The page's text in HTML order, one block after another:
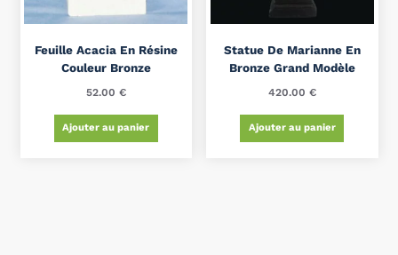
Feuille Acacia En Résine
Couleur Bronze
52.00 €
Ajouter au panier
Statue De Marianne En
Bronze Grand Modèle
420.00 €
Ajouter au panier